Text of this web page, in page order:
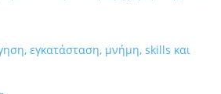
εγκατάσταση, μνήμη, skills και